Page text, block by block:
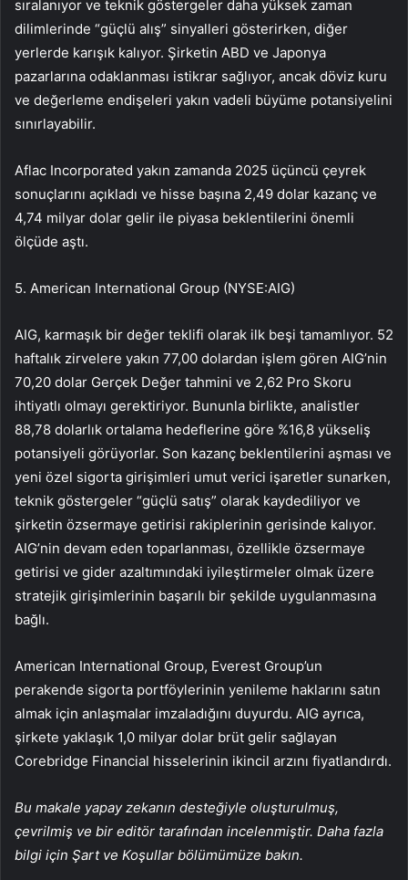
sıralanıyor ve teknik göstergeler daha yüksek zaman
dilimlerinde “güçlü alış” sinyalleri gösterirken, diğer
yerlerde karışık kalıyor. Şirketin ABD ve Japonya
pazarlarına odaklanması istikrar sağlıyor, ancak döviz kuru
ve değerleme endişeleri yakın vadeli büyüme potansiyelini
sınırlayabilir.
Aflac Incorporated yakın zamanda 2025 üçüncü çeyrek
sonuçlarını açıkladı ve hisse başına 2,49 dolar kazanç ve
4,74 milyar dolar gelir ile piyasa beklentilerini önemli
ölçüde aştı.
5. American International Group (NYSE:AIG)
AIG, karmaşık bir değer teklifi olarak ilk beşi tamamlıyor. 52
haftalık zirvelere yakın 77,00 dolardan işlem gören AIG’nin
70,20 dolar Gerçek Değer tahmini ve 2,62 Pro Skoru
ihtiyatlı olmayı gerektiriyor. Bununla birlikte, analistler
88,78 dolarlık ortalama hedeflerine göre %16,8 yükseliş
potansiyeli görüyorlar. Son kazanç beklentilerini aşması ve
yeni özel sigorta girişimleri umut verici işaretler sunarken,
teknik göstergeler “güçlü satış” olarak kaydediliyor ve
şirketin özsermaye getirisi rakiplerinin gerisinde kalıyor.
AIG’nin devam eden toparlanması, özellikle özsermaye
getirisi ve gider azaltımındaki iyileştirmeler olmak üzere
stratejik girişimlerinin başarılı bir şekilde uygulanmasına
bağlı.
American International Group, Everest Group’un
perakende sigorta portföylerinin yenileme haklarını satın
almak için anlaşmalar imzaladığını duyurdu. AIG ayrıca,
şirkete yaklaşık 1,0 milyar dolar brüt gelir sağlayan
Corebridge Financial hisselerinin ikincil arzını fiyatlandırdı.
Bu makale yapay zekanın desteğiyle oluşturulmuş,
çevrilmiş ve bir editör tarafından incelenmiştir. Daha fazla
bilgi için Şart ve Koşullar bölümümüze bakın.